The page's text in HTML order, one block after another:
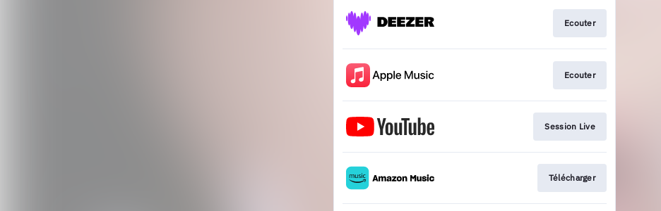
Ecouter
Ecouter
Session Live
Télécharger